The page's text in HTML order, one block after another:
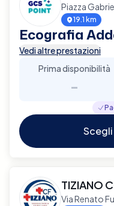
Piazza
19.1 km
Ecografia
Vedi altre prestazioni
Prima disponibilità
-
TIZIANO
Via Renato